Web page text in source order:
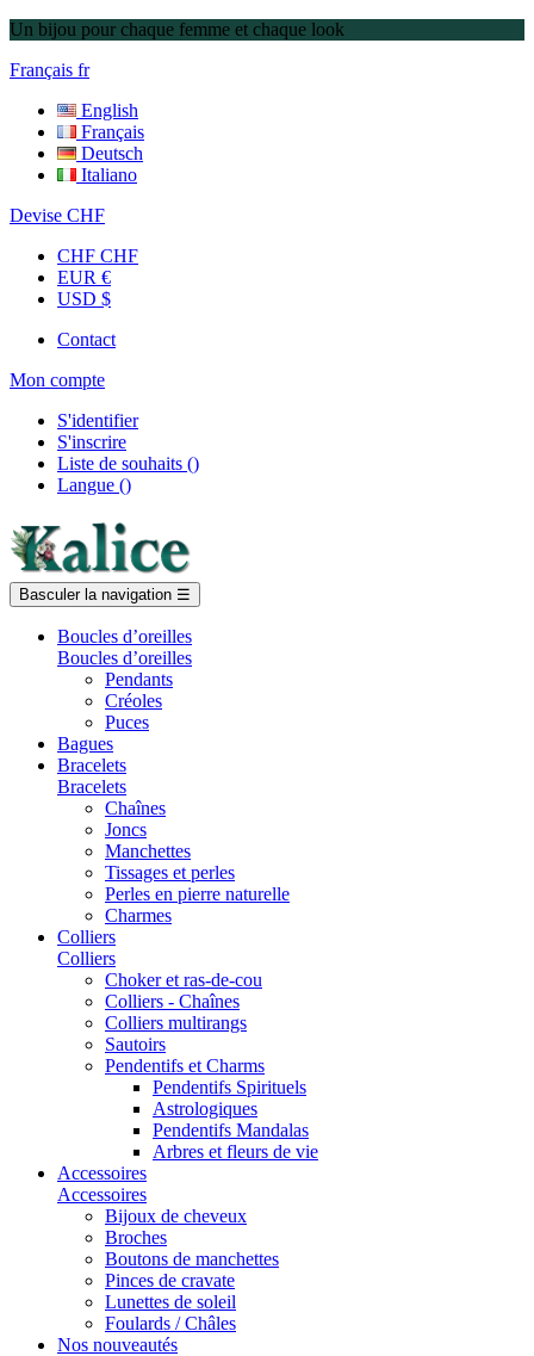
Un bijou pour chaque femme et chaque look
Français fr
English
Français
Deutsch
Italiano
Devise CHF
CHF CHF
EUR €
USD $
Contact
Mon compte
S'identifier
S'inscrire
Liste de souhaits ()
Langue ()
Basculer la navigation ☰
Boucles d’oreilles
Boucles d’oreilles
Pendants
Créoles
Puces
Bagues
Bracelets
Bracelets
Chaînes
Joncs
Manchettes
Tissages et perles
Perles en pierre naturelle
Charmes
Colliers
Colliers
Choker et ras-de-cou
Colliers - Chaînes
Colliers multirangs
Sautoirs
Pendentifs et Charms
Pendentifs Spirituels
Astrologiques
Pendentifs Mandalas
Arbres et fleurs de vie
Accessoires
Accessoires
Bijoux de cheveux
Broches
Boutons de manchettes
Pinces de cravate
Lunettes de soleil
Foulards / Châles
Nos nouveautés